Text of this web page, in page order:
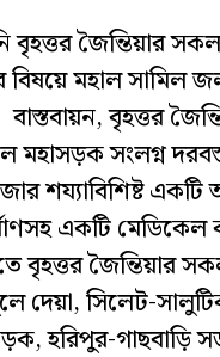
বৃহত্তর জৈন্তিয়ার
মহাল সামিল
বৃহত্তর
মহাসড়ক সংলগ্ন
শয্যাবিশিষ্ট
একটি
বৃহত্তর জৈন্তিয়ার
দেয়া, সিলেট-
হরিপুর-গাছবাড়ি